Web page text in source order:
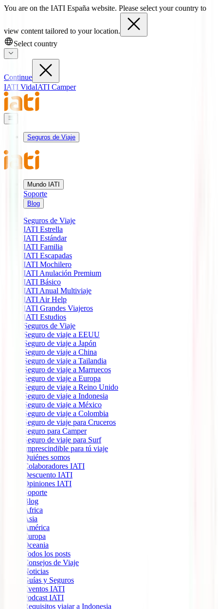
You are on the IATI España website. Please select your country to
view content tailored to your location.
Select country
Continue
IATI VidaIATI Camper
Seguros de Viaje
Mundo IATI
Soporte
Blog
Seguros de Viaje
IATI Estrella
IATI Estándar
IATI Familia
IATI Escapadas
IATI Mochilero
IATI Anulación Premium
IATI Básico
IATI Anual Multiviaje
IATI Air Help
IATI Grandes Viajeros
IATI Estudios
Seguros de Viaje
Seguro de viaje a EEUU
Seguro de viaje a Japón
Seguro de viaje a China
Seguro de viaje a Tailandia
Seguro de viaje a Marruecos
Seguro de viaje a Europa
Seguro de viaje a Reino Unido
Seguro de viaje a Indonesia
Seguro de viaje a México
Seguro de viaje a Colombia
Seguro de viaje para Cruceros
Seguro para Camper
Seguro de viaje para Surf
Imprescindible para tú viaje
Quiénes somos
Colaboradores IATI
Descuento IATI
Opiniones IATI
Soporte
Blog
África
Ásia
América
Europa
Oceania
Todos los posts
Consejos de Viaje
Noticias
Guías y Seguros
Eventos IATI
Podcast IATI
Requisitos viajar a Indonesia